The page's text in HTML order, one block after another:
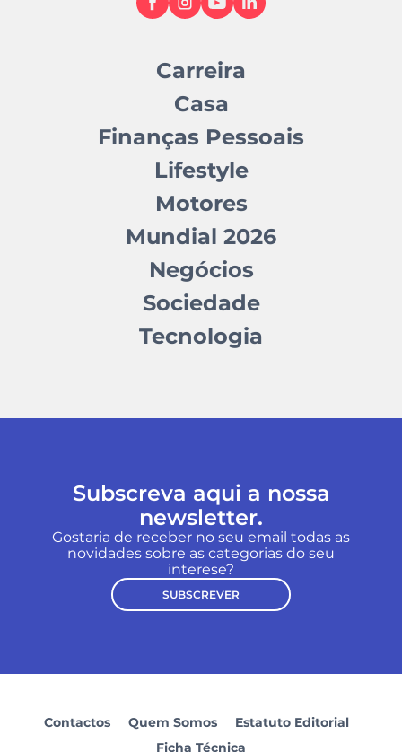
Carreira
Casa
Finanças Pessoais
Lifestyle
Motores
Mundial 2026
Negócios
Sociedade
Tecnologia
Subscreva aqui a nossa
newsletter.
Gostaria de receber no seu email todas as
novidades sobre as categorias do seu
interese?
SUBSCREVER
Contactos Quem Somos
Estatuto Editorial
Ficha Técnica